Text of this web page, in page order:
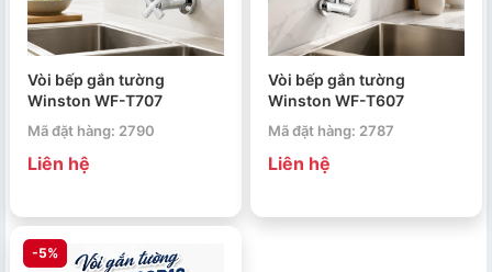
Vòi bếp gắn tường
Winston WF-T707
Mã đặt hàng: 2790
Liên hệ
Vòi bếp gắn tường
Winston WF-T607
Mã đặt hàng: 2787
Liên hệ
-5%